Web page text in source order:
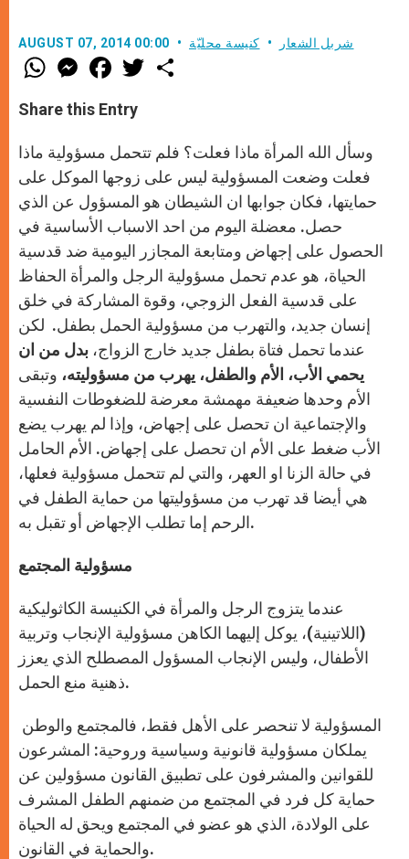
AUGUST 07, 2014 00:00 شربل الشعار كنيسة محليّة
W
h
t
s
p
p
M
e
s
e
e
r
F
a
e
b
o
k
w
r
Share this Entry
وسأل الله المرأة ماذا فعلت؟ فلم تتحمل مسؤولية ماذا
فعلت وضعت المسؤولية ليس على زوجها الموكل على
حمايتها، فكان جوابها ان الشيطان هو المسؤول عن الذي
حصل. معضلة اليوم من احد الاسباب الأساسية في
الحصول على إجهاض ومتابعة المجازر اليومية ضد قدسية
الحياة، هو عدم تحمل مسؤولية الرجل والمرأة الحفاظ
على قدسية الفعل الزوجي، وقوة المشاركة في خلق
إنسان جديد، والتهرب من مسؤولية الحمل بطفل. لكن
عندما تحمل فتاة بطفل جديد خارج الزواج، بدل من ان
يحمي الأب، الأم والطفل، يهرب من مسؤوليته، وتبقى
الأم وحدها ضعيفة مهمشة معرضة للضغوطات النفسية
والإجتماعية ان تحصل على إجهاض، وإذا لم يهرب يضع
الأب ضغط على الأم ان تحصل على إجهاض. الأم الحامل
في حالة الزنا او العهر، والتي لم تتحمل مسؤولية فعلها،
هي أيضا قد تهرب من مسؤوليتها من حماية الطفل في
الرحم إما تطلب الإجهاض أو تقبل به.
عندما يتزوج الرجل والمرأة في الكنيسة الكاثوليكية
(اللاتينية)، يوكل إليهما الكاهن مسؤولية الإنجاب وتربية
الأطفال، وليس الإنجاب المسؤول المصطلح الذي يعزز
ذهنية منع الحمل.
يملكان مسؤولية قانونية وسياسية وروحية: المشرعون
للقوانين والمشرفون على تطبيق القانون مسؤولين عن
حماية كل فرد في المجتمع من ضمنهم الطفل المشرف
على الولادة، الذي هو عضو في المجتمع ويحق له الحياة
والحماية في القانون.